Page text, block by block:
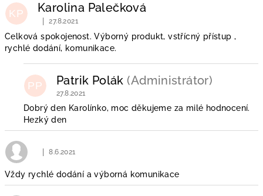
KP Karolina Palečková
Hodnocení obchodu je 5 z 5 hvězdiček.
27.8.2021
Celková spokojenost. Výborný produkt, vstřícný přístup ,
rychlé dodání, komunikace.
PP Patrik Polák (Administrátor)
27.8.2021
Dobrý den Karolínko, moc děkujeme za milé hodnocení.
Hezký den
Hodnocení obchodu je 5 z 5 hvězdiček.
| 8.6.2021
Vždy rychlé dodání a výborná komunikace